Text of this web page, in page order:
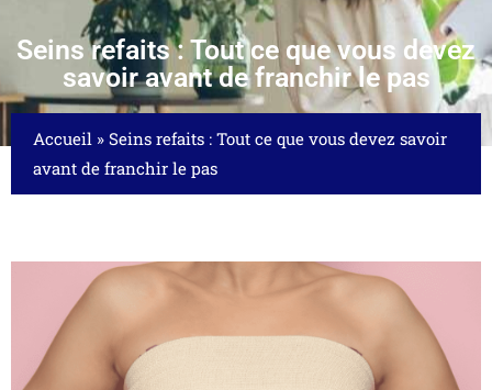
Seins refaits : Tout ce que vous devez
savoir avant de franchir le pas
Accueil » Seins refaits : Tout ce que vous devez savoir
avant de franchir le pas